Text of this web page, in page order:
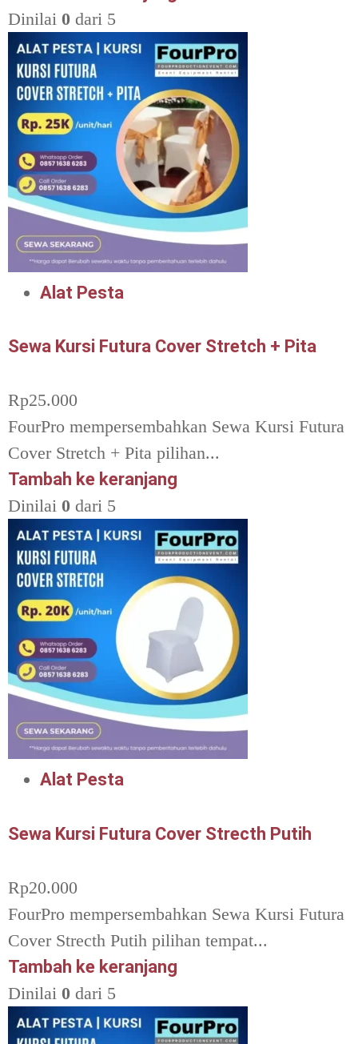
Dinilai 0 dari 5
Alat Pesta
Sewa Kursi Futura Cover Stretch + Pita
Rp25.000
FourPro mempersembahkan Sewa Kursi Futura
Cover Stretch + Pita pilihan...
Tambah ke keranjang
Dinilai 0 dari 5
Alat Pesta
Sewa Kursi Futura Cover Strecth Putih
Rp20.000
FourPro mempersembahkan Sewa Kursi Futura
Cover Strecth Putih pilihan tempat...
Tambah ke keranjang
Dinilai 0 dari 5